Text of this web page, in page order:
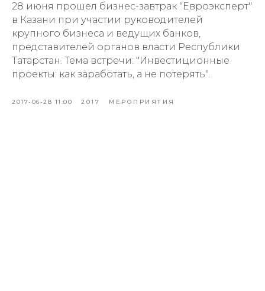
28 июня прошел бизнес-завтрак "Евроэксперт"
в Казани при участии руководителей
крупного бизнеса и ведущих банков,
представителей органов власти Республики
Татарстан. Тема встречи: "Инвестиционные
проекты: как заработать, а не потерять".
2017-06-28 11:00 2017 МЕРОПРИЯТИЯ